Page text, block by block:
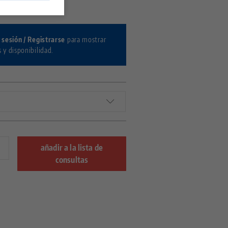
/ Registrarse para mostrar
y disponibilidad.
añadir a la lista de
consultas